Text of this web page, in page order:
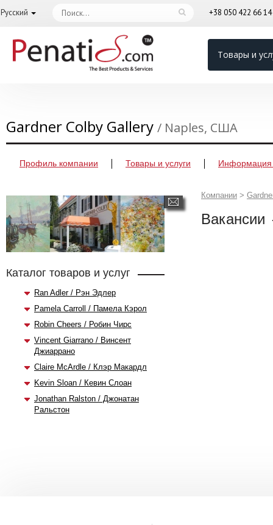
Русский +38 050 422 66 14
Товары и
Gardner Colby Gallery / Naples, США
Профиль компании Товары и услуги Информация
Каталог товаров и услуг
Ran Adler / Рэн Эдлер
Pamela Carroll / Памела Кэрол
Robin Cheers / Робин Чирс
Vincent Giarrano / Винсент
Джиаррано
Claire McArdle / Клэр Макардл
Kevin Sloan / Кевин Слоан
Jonathan Ralston / Джонатан
Ральстон
Компании >
Вакансии